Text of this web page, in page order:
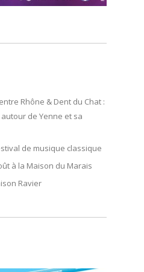
Rhône & Dent du Chat :
de Yenne et sa
de musique classique
à la Maison du Marais
Ravier